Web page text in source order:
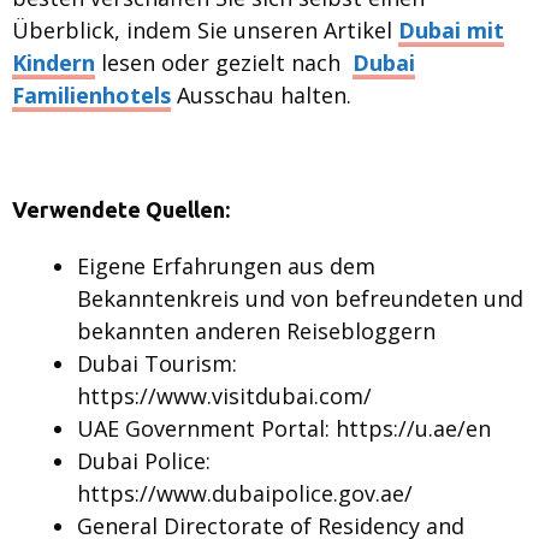
Überblick, indem Sie unseren Artikel Dubai mit
Kindern lesen oder gezielt nach Dubai
Familienhotels Ausschau halten.
Verwendete Quellen:
Eigene Erfahrungen aus dem
Bekanntenkreis und von befreundeten und
bekannten anderen Reisebloggern
Dubai Tourism:
https://www.visitdubai.com/
UAE Government Portal: https://u.ae/en
Dubai Police:
https://www.dubaipolice.gov.ae/
General Directorate of Residency and